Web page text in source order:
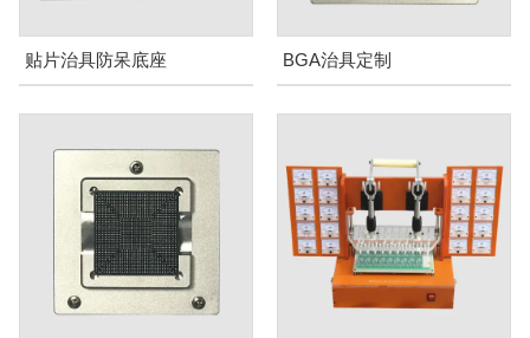
贴片治具防呆底座 BGA治具定制